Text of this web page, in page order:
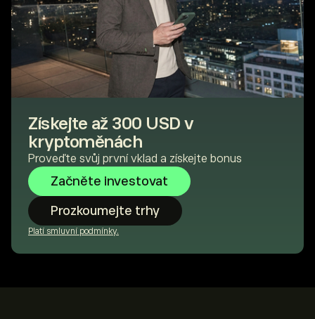
Získejte až 300 USD v
kryptoměnách
Proveďte svůj první vklad a získejte bonus
Začněte investovat
Prozkoumejte trhy
Platí smluvní podmínky.